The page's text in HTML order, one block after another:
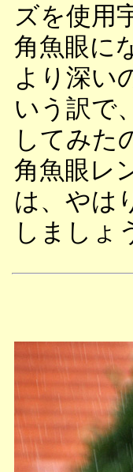
ズを使用
角魚眼に
より深い
いう訳で
してみた
角魚眼レ
は、やは
しましょ